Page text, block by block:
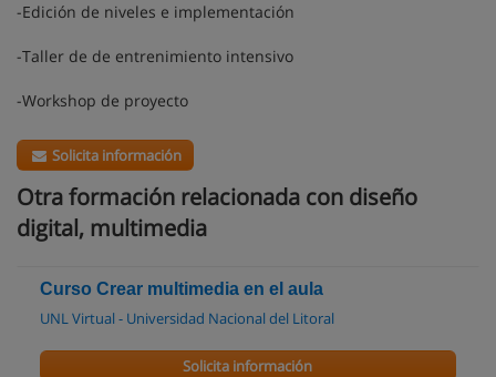
-Edición de niveles e implementación
-Taller de de entrenimiento intensivo
-Workshop de proyecto
Solicita información
Otra formación relacionada con diseño
digital, multimedia
Curso Crear multimedia en el aula
UNL Virtual - Universidad Nacional del Litoral
Solicita información